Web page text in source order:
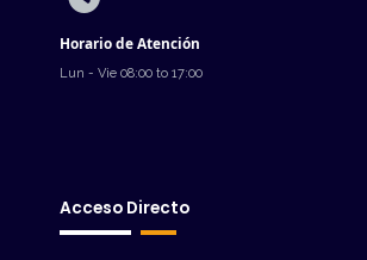
Horario de Atención
Lun - Vie 08:00 to 17:00
Acceso Directo